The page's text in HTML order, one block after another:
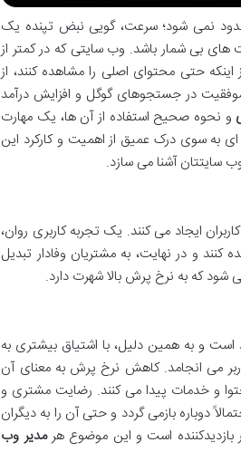
نمی شود؛ سرعت، گویی نبض تپنده یک
های بی شمار باشد. وب سایتی که در کمتر از
حتی محتوای اصلی را مشاهده کنند، از
موفقیت در جستجوهای گوگل و افزایش درآمد
و نحوه صحیح استفاده از آن ها، یک مهارت
به سوی درک عمیق از اهمیت و کارکرد این
سایتتان آشنا می سازد.
ایجاد می کنند. یک تجربه کاربری روان،
و در نهایت، به مشتریان وفادار تبدیل
شود که به نرخ پرش بالا شهرت دارد.
و به همین دلیل، با اشتیاق بیشتری به
می انجامد. کاهش نرخ پرش به معنای آن
و خدمات پیدا می کنند. رضایت مشتری و
دوباره بازمی گردد و حتی آن را به دیگران
بازدیدکننده است و این موضوع هرمدیر وب